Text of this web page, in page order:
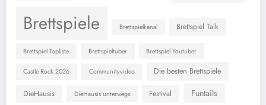
Brettspiele Brettspielkanal Brettspiel Talk
Brettspiel Topliste Brettspieltuber Brettspiel Youtuber
Castle Rock 2026 Communityvideo Die besten Brettspiele
DieHausis DieHausis unterwegs Festival Funtails